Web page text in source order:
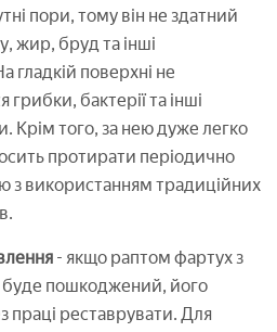
пори, тому він не здатний
жир, бруд та інші
гладкій поверхні не
бактерії та інші
Крім того, за нею дуже легко
протирати періодично
з використанням традиційних
- якщо раптом фартух з
буде пошкоджений, його
праці реставрувати. Для